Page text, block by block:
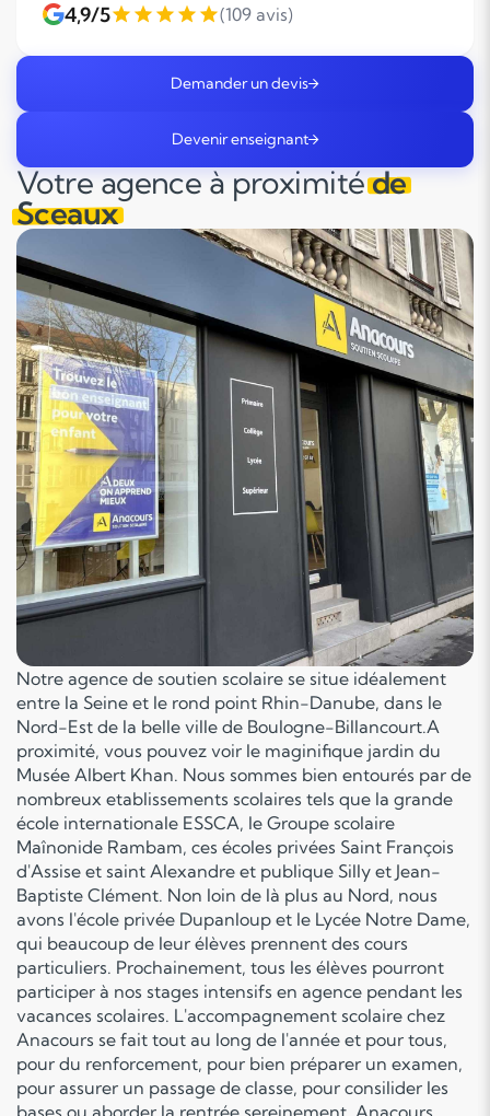
Votre agence à proximitéde
Sceaux
Notre agence de soutien scolaire se situe idéalement
entre la Seine et le rond point Rhin-Danube, dans le
Nord-Est de la belle ville de Boulogne-Billancourt.A
proximité, vous pouvez voir le maginifique jardin du
Musée Albert Khan. Nous sommes bien entourés par de
nombreux etablissements scolaires tels que la grande
école internationale ESSCA, le Groupe scolaire
Maînonide Rambam, ces écoles privées Saint François
d'Assise et saint Alexandre et publique Silly et Jean-
Baptiste Clément. Non loin de là plus au Nord, nous
avons l'école privée Dupanloup et le Lycée Notre Dame,
qui beaucoup de leur élèves prennent des cours
particuliers. Prochainement, tous les élèves pourront
participer à nos stages intensifs en agence pendant les
vacances scolaires. L'accompagnement scolaire chez
Anacours se fait tout au long de l'année et pour tous,
pour du renforcement, pour bien préparer un examen,
pour assurer un passage de classe, pour consilider les
bases ou aborder la rentrée sereinement. Anacours
4,9/5 (109 avis)
Demander un devis
Devenir enseignant